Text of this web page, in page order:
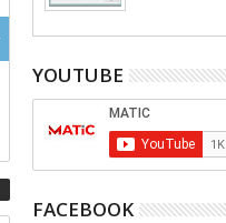
4 kênh, có remote Sonoff 4CH Pro
YOUTUBE
FACEBOOK